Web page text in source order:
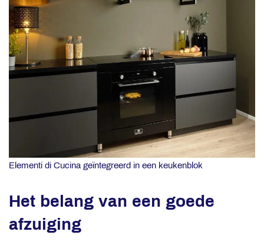
Elementi di Cucina geïntegreerd in een keukenblok
Het belang van een goede
afzuiging